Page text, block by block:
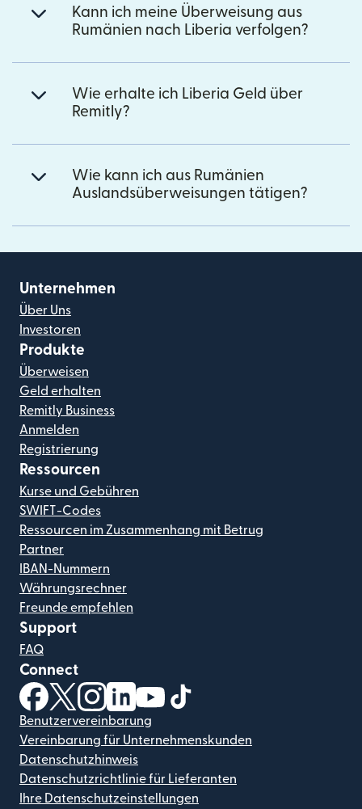
Kann ich meine Überweisung aus
Rumänien nach Liberia verfolgen?
Wie erhalte ich Liberia Geld über
Remitly?
Wie kann ich aus Rumänien
Auslandsüberweisungen tätigen?
Unternehmen
Über Uns
Investoren
Produkte
Überweisen
Geld erhalten
Remitly Business
Anmelden
Registrierung
Ressourcen
Kurse und Gebühren
SWIFT-Codes
Ressourcen im Zusammenhang mit Betrug
Partner
IBAN-Nummern
Währungsrechner
Freunde empfehlen
Support
FAQ
Connect
(wird in einem neuen Fenster geöffnet)
(wird in einem neuen Fenster geöffnet)
(wird in einem neuen Fenster geöffnet)
(wird in einem neuen Fenster geöffnet)
(wird in einem neuen Fenster
Benutzervereinbarung
Vereinbarung für Unternehmenskunden
Datenschutzhinweis
Datenschutzrichtlinie für Lieferanten
Ihre Datenschutzeinstellungen